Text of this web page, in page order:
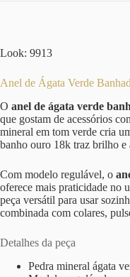
Look: 9913
Anel de Ágata Verde
O anel de ágata verde
que gostam de acessórios
mineral em tom verde cria
banho ouro 18k traz brilho e
Com modelo regulável, o
oferece mais praticidade no
peça versátil para usar
combinada com colares,
Detalhes da peça
Pedra mineral ágata